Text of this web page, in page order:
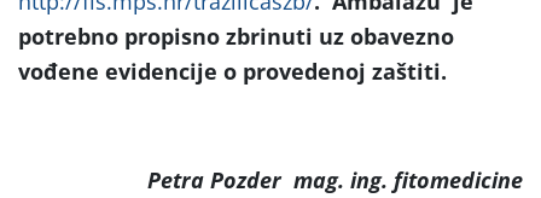
potrebno propisno zbrinuti uz obavezno
vođene evidencije o provedenoj zaštiti.
Petra Pozder mag. ing. fitomedicine